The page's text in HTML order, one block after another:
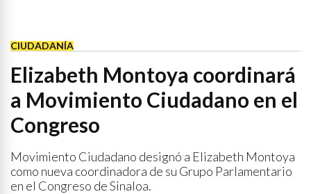
CIUDADANÍA
Elizabeth Montoya coordinará
a Movimiento Ciudadano en el
Congreso
Movimiento Ciudadano designó a Elizabeth Montoya
como nueva coordinadora de su Grupo Parlamentario
en el Congreso de Sinaloa.